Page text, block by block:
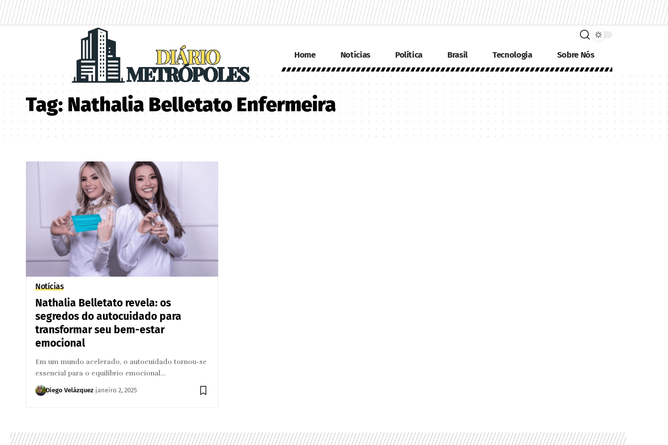
Home Notícias Política Brasil Tecnologia Sobre Nós
Tag:Nathalia Belletato Enfermeira
Notícias
Nathalia Belletato revela: os
segredos do autocuidado para
transformar seu bem-estar
emocional
Em um mundo acelerado, o autocuidado tornou-se
essencial para o equilíbrio emocional…
Diego Velázquez janeiro 2, 2025